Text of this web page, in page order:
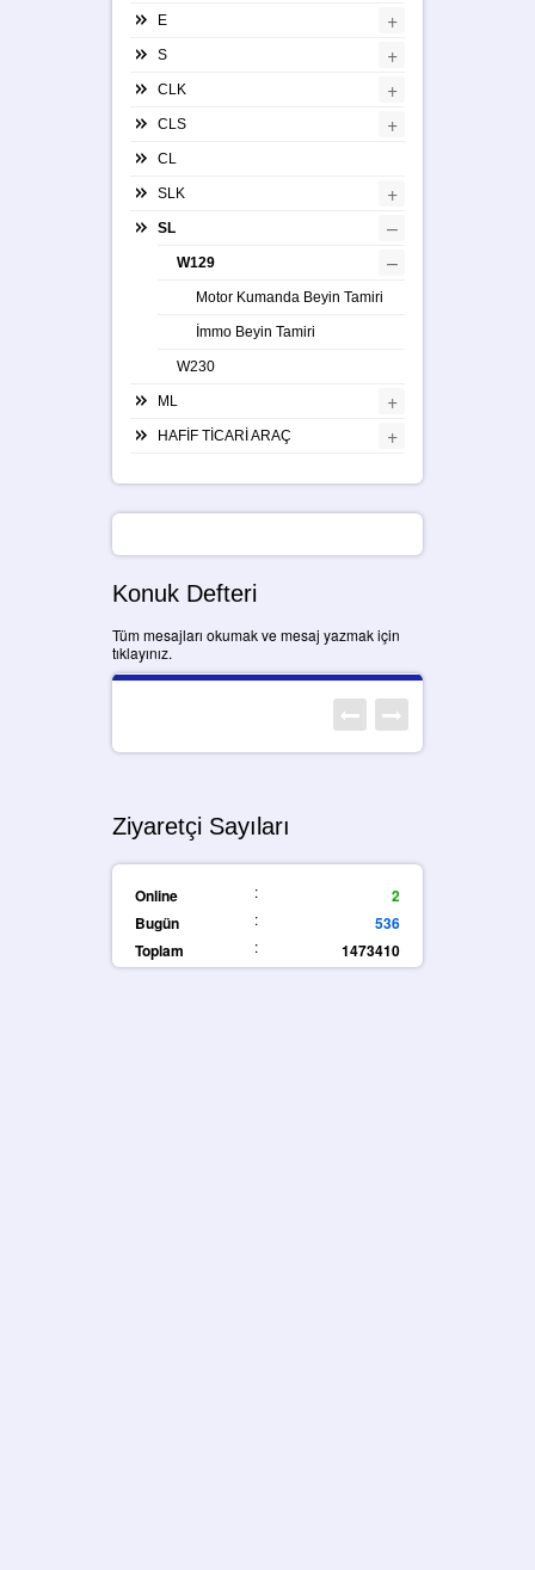
E +
S +
CLK +
CLS +
CL
SLK +
SL –
W129 –
Motor Kumanda Beyin Tamiri
İmmo Beyin Tamiri
W230
ML +
HAFİF TİCARİ ARAÇ +
Konuk Defteri
Tüm mesajları okumak ve mesaj yazmak için
tıklayınız.
Ziyaretçi Sayıları
Online :
2
Bugün
:
536
Toplam
: 1473410